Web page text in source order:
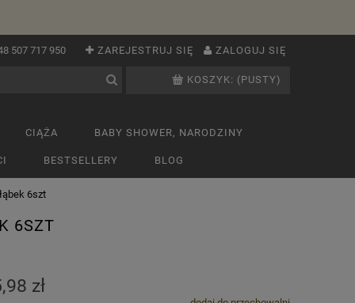
ZAREJESTRUJ SIĘ ZALOGUJ SIĘ
507 717 950
KOSZYK: (PUSTY)
CIĄŻA BABY SHOWER, NARODZINY
BESTSELLERY BLOG
6szt
6SZT
zł